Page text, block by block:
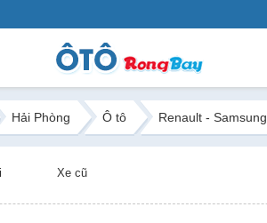
Hải Phòng Ô tô Renault - Samsung
Xe cũ